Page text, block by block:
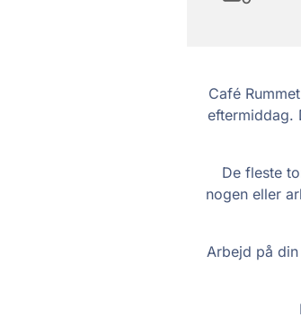
Café
eftermiddag.
De fleste
nogen eller
Arbejd på